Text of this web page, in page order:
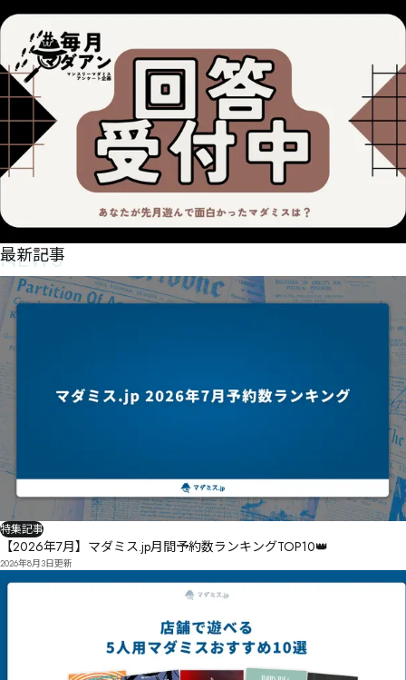
NEWS
最新記事
特集記事
【2026年7月】マダミス.jp月間予約数ランキングTOP10👑
2026年8月3日更新